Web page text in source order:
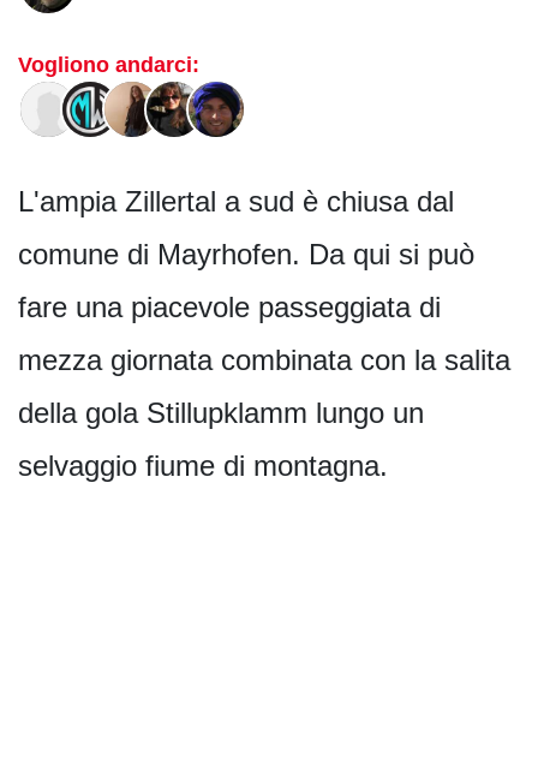
Vogliono andarci:
L'ampia Zillertal a sud è chiusa dal
comune di Mayrhofen. Da qui si può
fare una piacevole passeggiata di
mezza giornata combinata con la salita
della gola Stillupklamm lungo un
selvaggio fiume di montagna.